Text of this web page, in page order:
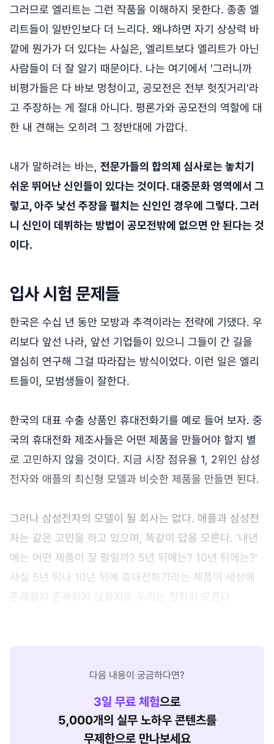
그러므로 엘리트는 그런 작품을 이해하지 못한다. 종종 엘
리트들이 일반인보다 더 느리다. 왜냐하면 자기 상상력 바
깥에 뭔가가 더 있다는 사실은, 엘리트보다 엘리트가 아닌
사람들이 더 잘 알기 때문이다. 나는 여기에서 '그러니까
비평가들은 다 바보 멍청이고, 공모전은 전부 헛짓거리'라
고 주장하는 게 절대 아니다. 평론가와 공모전의 역할에 대
한 내 견해는 오히려 그 정반대에 가깝다.
내가 말하려는 바는, 전문가들의 합의제 심사로는 놓치기
쉬운 뛰어난 신인들이 있다는 것이다. 대중문화 영역에서 그
렇고, 아주 낯선 주장을 펼치는 신인인 경우에 그렇다. 그러
니 신인이 데뷔하는 방법이 공모전밖에 없으면 안 된다는 것
이다.
입사 시험 문제들
한국은 수십 년 동안 모방과 추격이라는 전략에 기댔다. 우
리보다 앞선 나라, 앞선 기업들이 있으니 그들이 간 길을
열심히 연구해 그걸 따라잡는 방식이었다. 이런 일은 엘리
트들이, 모범생들이 잘한다.
한국의 대표 수출 상품인 휴대전화기를 예로 들어 보자. 중
국의 휴대전화 제조사들은 어떤 제품을 만들어야 할지 별
로 고민하지 않을 것이다. 지금 시장 점유율 1, 2위인 삼성
전자와 애플의 최신형 모델과 비슷한 제품을 만들면 된다.
그러나 삼성전자의 모델이 될 회사는 없다. 애플과 삼성전
자는 같은 고민을 하고 있으며, 똑같이 답을 모른다. '내년
에는 어떤 제품이 잘 팔릴까? 5년 뒤에는? 10년 뒤에는?'
사실 5년 뒤나 10년 뒤에 휴대전화기라는 제품이 세상에
존재할지 존재하지 않을지도 우리는 정확히 모른다.
다음 내용이 궁금하다면?
3일 무료 체험으로
5,000개의 실무 노하우 콘텐츠를
무제한으로 만나보세요